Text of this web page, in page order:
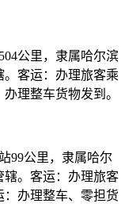
公里，隶属哈尔滨
客运：办理旅客乘
理整车货物发到。
99公里，隶属哈尔
辖。客运：办理旅客
办理整车、零担货